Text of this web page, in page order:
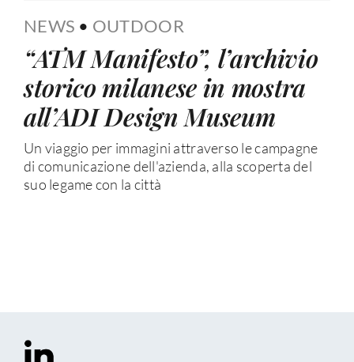
NEWS • OUTDOOR
“ATM Manifesto”, l’archivio
storico milanese in mostra
all’ADI Design Museum
Un viaggio per immagini attraverso le campagne
di comunicazione dell'azienda, alla scoperta del
suo legame con la città